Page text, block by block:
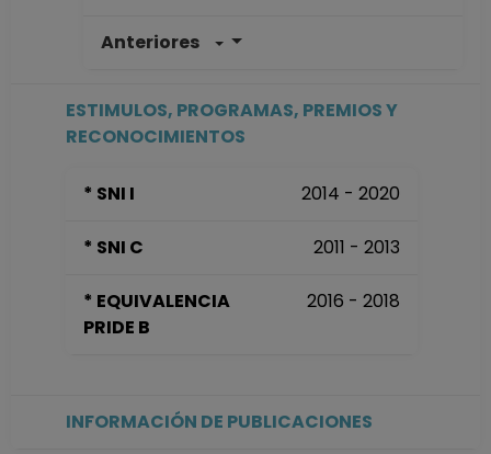
Anteriores
Definitivo
Desde 16-09-2016
AYUDANTE
Definitivo
hasta 15-08-2009
ESTIMULOS, PROGRAMAS, PREMIOS Y
RECONOCIMIENTOS
* SNI I 2014 - 2020
* SNI C 2011 - 2013
* EQUIVALENCIA
PRIDE B
2016 - 2018
INFORMACIÓN DE PUBLICACIONES